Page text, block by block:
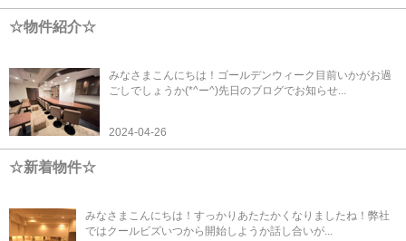
☆物件紹介☆
みなさまこんにちは！ゴールデンウィーク目前いかがお過
ごしでしょうか(*^ー^)先日のブログでお知らせ...
2024-04-26
☆新着物件☆
みなさまこんにちは！すっかりあたたかくなりましたね！弊社
ではクールビズいつから開始しようか話し合いが...